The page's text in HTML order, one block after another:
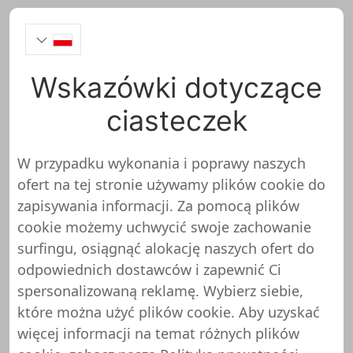
Mathias Thunemann Webentwicklung &
Onlinemarketing
Lilienthal-Ring 7
DE-16816 Neuruppin
info@shopuniver.com
Zrzeczenie się
Wskazówki dotyczące
ciasteczek
W przypadku wykonania i poprawy naszych
ofert na tej stronie używamy plików cookie do
zapisywania informacji. Za pomocą plików
cookie możemy uchwycić swoje zachowanie
surfingu, osiągnąć alokację naszych ofert do
odpowiednich dostawców i zapewnić Ci
spersonalizowaną reklamę. Wybierz siebie,
które można użyć plików cookie. Aby uzyskać
więcej informacji na temat różnych plików